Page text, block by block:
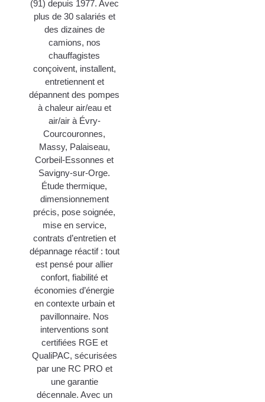
(91) depuis 1977. Avec
plus de 30 salariés et
des dizaines de
camions, nos
chauffagistes
conçoivent, installent,
entretiennent et
dépannent des pompes
à chaleur air/eau et
air/air à Évry-
Courcouronnes,
Massy, Palaiseau,
Corbeil-Essonnes et
Savigny-sur-Orge.
Étude thermique,
dimensionnement
précis, pose soignée,
mise en service,
contrats d’entretien et
dépannage réactif : tout
est pensé pour allier
confort, fiabilité et
économies d’énergie
en contexte urbain et
pavillonnaire. Nos
interventions sont
certifiées RGE et
QualiPAC, sécurisées
par une RC PRO et
une garantie
décennale. Avec un